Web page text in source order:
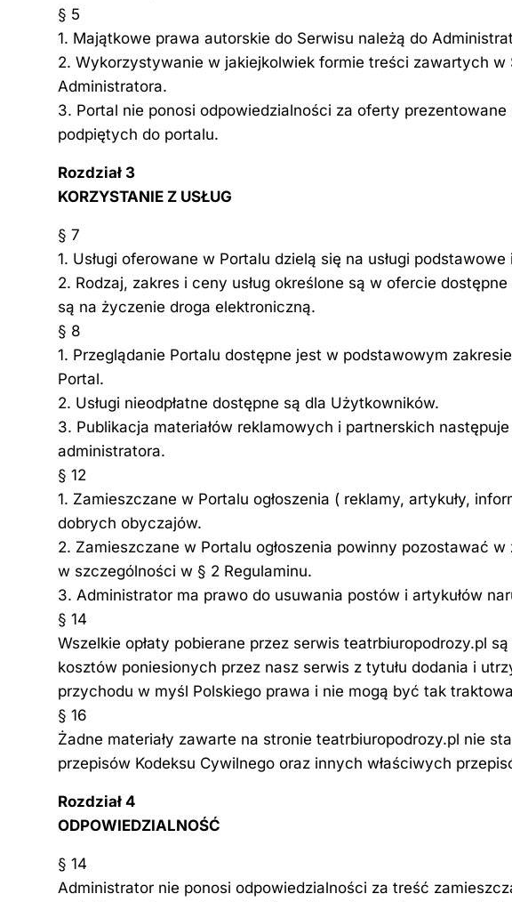
§ 5
1. Majątkowe prawa autorskie do Serwisu należą do
2. Wykorzystywanie w jakiejkolwiek formie treści zawartych w
Administratora.
3. Portal nie ponosi odpowiedzialności za oferty
podpiętych do portalu.
Rozdział 3
KORZYSTANIE Z USŁUG
§ 7
1. Usługi oferowane w Portalu dzielą się na usługi
2. Rodzaj, zakres i ceny usług określone są w ofercie
są na życzenie droga elektroniczną.
§ 8
1. Przeglądanie Portalu dostępne jest w podstawowym
Portal.
2. Usługi nieodpłatne dostępne są dla Użytkowników.
3. Publikacja materiałów reklamowych i partnerskich
administratora.
§ 12
1. Zamieszczane w Portalu ogłoszenia ( reklamy, artykuły,
dobrych obyczajów.
2. Zamieszczane w Portalu ogłoszenia powinny pozostawać
w szczególności w § 2 Regulaminu.
3. Administrator ma prawo do usuwania postów i artykułów
§ 14
Wszelkie opłaty pobierane przez serwis teatrbiuropodrozy.pl
kosztów poniesionych przez nasz serwis z tytułu dodania i
przychodu w myśl Polskiego prawa i nie mogą być tak
§ 16
Żadne materiały zawarte na stronie teatrbiuropodrozy.pl nie
przepisów Kodeksu Cywilnego oraz innych właściwych
Rozdział 4
ODPOWIEDZIALNOŚĆ
§ 14
Administrator nie ponosi odpowiedzialności za treść